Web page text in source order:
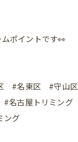
ポイントです👀
#名東区 #守山区
名古屋トリミング
ング